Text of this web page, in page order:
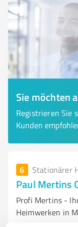
Sie möchten
Registrieren Sie
Kunden
6 Stationärer
Paul Mertins
Profi Mertins -
Heimwerken in